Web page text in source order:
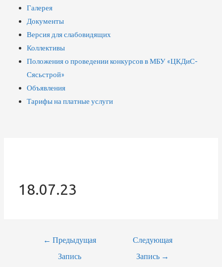
Галерея
Документы
Версия для слабовидящих
Коллективы
Положения о проведении конкурсов в МБУ «ЦКДиС-
Сясьстрой»
Объявления
Тарифы на платные услуги
18.07.23
Навигация
← Предыдущая
Запись
Следующая
Запись →